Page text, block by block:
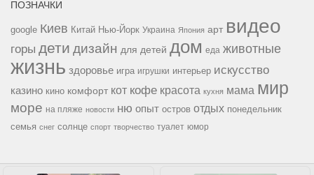
ПОЗНАЧКИ
google Киев Китай Нью-Йорк Украина Япония арт видео
горы дети дизайн для детей дом еда животные
жизнь здоровье игра игрушки интерьер искусство
казино кино комфорт кот кофе красота кухня мама мир
море на пляже новости ню опыт остров отдых понедельник
семья снег солнце спорт творчество туалет юмор